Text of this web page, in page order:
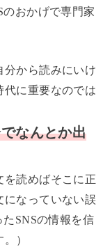
おかげで専門家
分から読みにいけ
代に重要なのでは
なんとか出
を読めばそこに正
になっていない誤
SNSの情報を信
）